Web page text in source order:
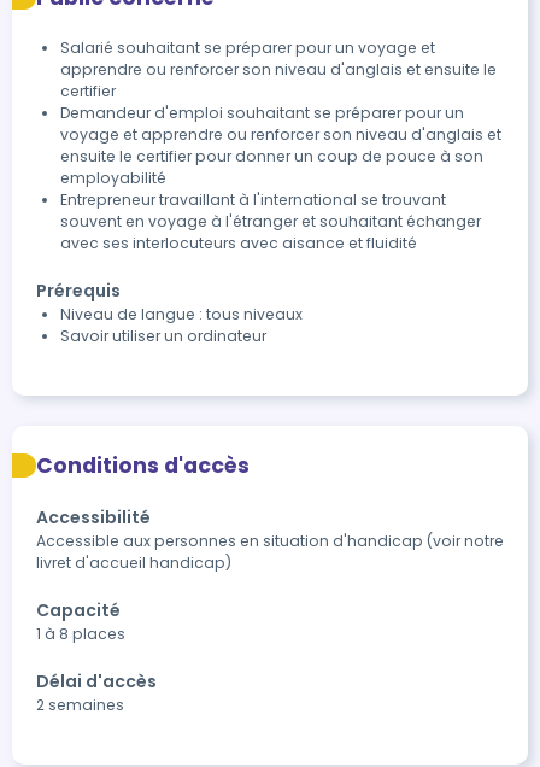
Salarié souhaitant se préparer pour un voyage et
apprendre ou renforcer son niveau d'anglais et ensuite le
certifier
Demandeur d'emploi souhaitant se préparer pour un
voyage et apprendre ou renforcer son niveau d'anglais et
ensuite le certifier pour donner un coup de pouce à son
employabilité
Entrepreneur travaillant à l'international se trouvant
souvent en voyage à l'étranger et souhaitant échanger
avec ses interlocuteurs avec aisance et fluidité
Prérequis
Niveau de langue : tous niveaux
Savoir utiliser un ordinateur
Conditions d'accès
Accessibilité
Accessible aux personnes en situation d'handicap (voir notre
livret d'accueil handicap)
Capacité
1 à 8 places
Délai d'accès
2 semaines